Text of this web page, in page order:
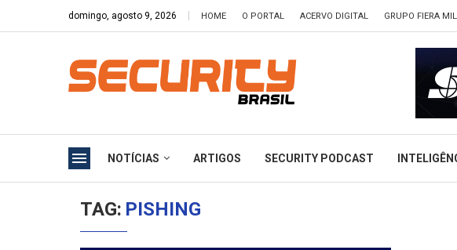
domingo, agosto 9, 2026 HOME O PORTAL ACERVO DIGITAL GRUPO FIERA
NOTÍCIAS ARTIGOS SECURITY PODCAST
TAG: PISHING